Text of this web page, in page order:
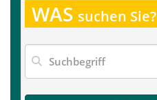
WAS suchen Sie?